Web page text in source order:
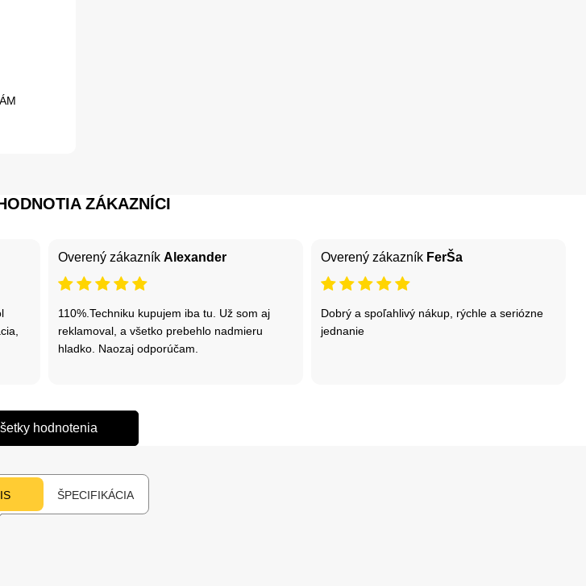
ZÁKAZNÍCI
Overený zákazník Alexander
110%.Techniku kupujem iba tu. Už som aj
reklamoval, a všetko prebehlo nadmieru
hladko. Naozaj odporúčam.
Overený zákazník FerŠa
Dobrý a spoľahlivý nákup, rýchle a seriózne
jednanie
hodnotenia
ŠPECIFIKÁCIA